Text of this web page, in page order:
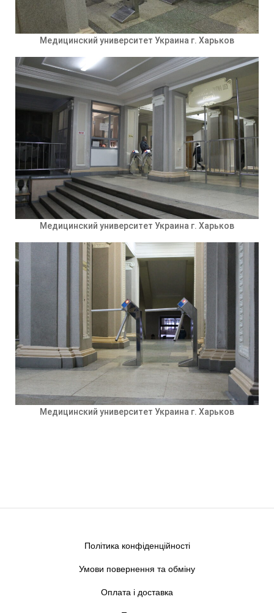
Медицинский университет Украина г. Харьков
Медицинский университет Украина г. Харьков
Медицинский университет Украина г. Харьков
Політика конфіденційності
Умови повернення та обміну
Оплата і доставка